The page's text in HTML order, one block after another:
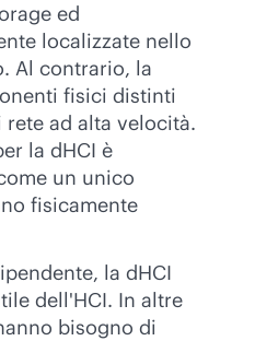
ed
localizzate nello
Al contrario, la
fisici distinti
ad alta velocità.
la dHCI è
un unico
fisicamente
la dHCI
dell'HCI. In altre
bisogno di